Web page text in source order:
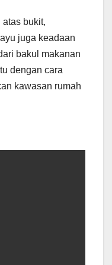
atas bukit,
juga keadaan
bakul makanan
dengan cara
kawasan rumah